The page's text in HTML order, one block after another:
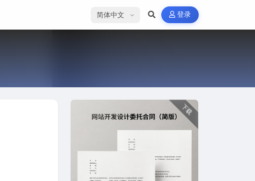
选择语言 登录
下载